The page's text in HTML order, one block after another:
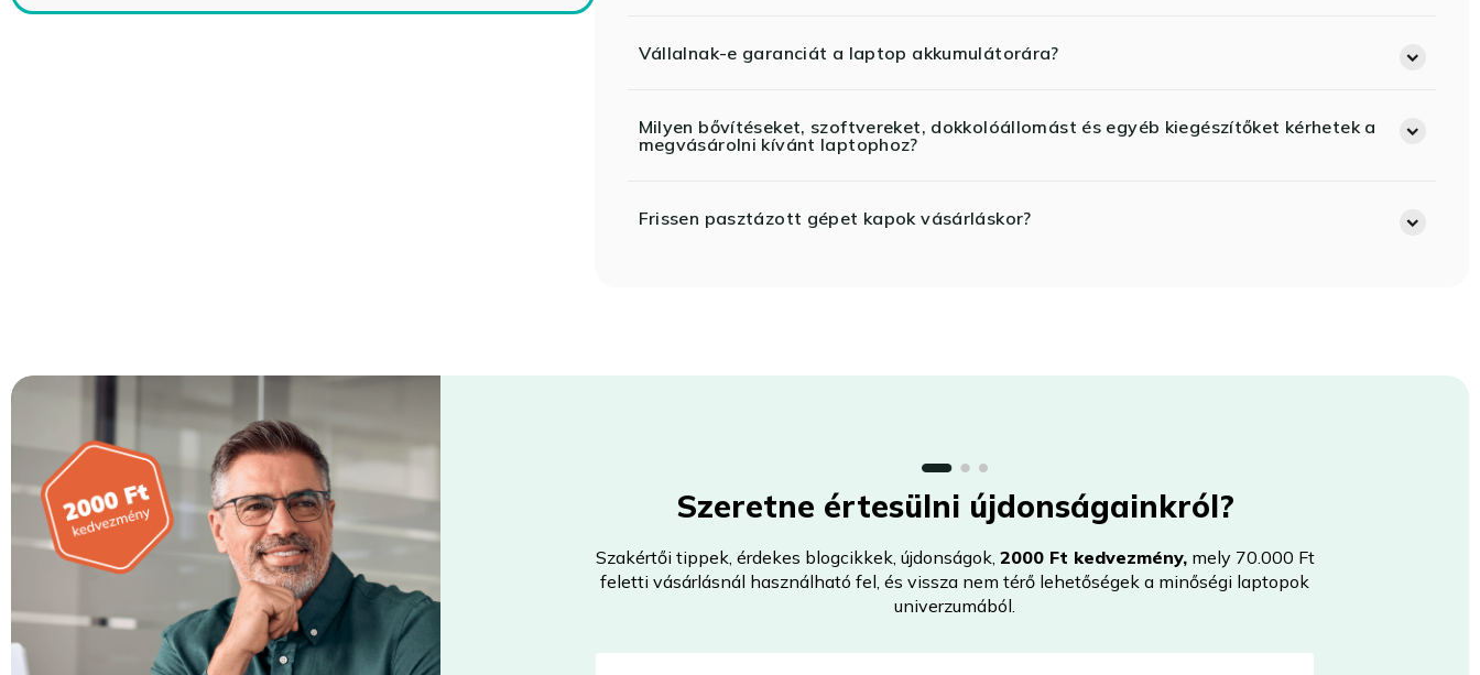
Vállalnak-e garanciát a laptop akkumulátorára?
Milyen bővítéseket, szoftvereket, dokkolóállomást és egyéb kiegészítőket kérhetek a
megvásárolni kívánt laptophoz?
Frissen pasztázott gépet kapok vásárláskor?
Szeretne értesülni újdonságainkról?
Szakértői tippek, érdekes blogcikkek, újdonságok, 2000 Ft kedvezmény,mely 70.000 Ft
feletti vásárlásnál használható fel, és vissza nem térő lehetőségek a minőségi laptopok
univerzumából.